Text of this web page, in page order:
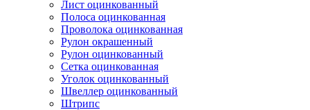
Лист оцинкованный
Полоса оцинкованная
Проволока оцинкованная
Рулон окрашенный
Рулон оцинкованный
Сетка оцинкованная
Уголок оцинкованный
Швеллер оцинкованный
Штрипс